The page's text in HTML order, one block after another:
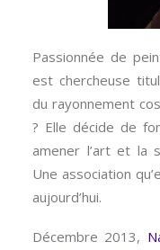
Passionnée de
est chercheuse
du rayonnement
? Elle décide de
amener l’art et la
Une association
aujourd’hui.
Décembre 2013,